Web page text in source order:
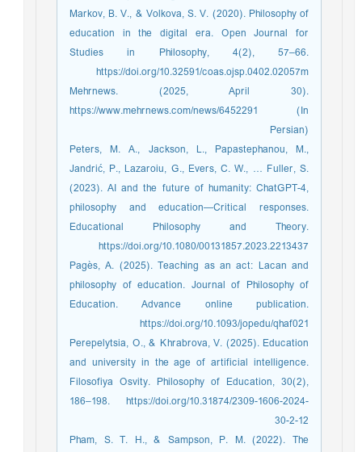
Markov, B. V., & Volkova, S. V. (2020). Philosophy of
education in the digital era. Open Journal for
Studies in Philosophy, 4(2), 57–66.
https://doi.org/10.32591/coas.ojsp.0402.02057m
Mehrnews. (2025, April 30).
https://www.mehrnews.com/news/6452291 (In
Persian)
Peters, M. A., Jackson, L., Papastephanou, M.,
Jandrić, P., Lazaroiu, G., Evers, C. W., … Fuller, S.
(2023). AI and the future of humanity: ChatGPT-4,
philosophy and education—Critical responses.
Educational Philosophy and Theory.
https://doi.org/10.1080/00131857.2023.2213437
Pagès, A. (2025). Teaching as an act: Lacan and
philosophy of education. Journal of Philosophy of
Education. Advance online publication.
https://doi.org/10.1093/jopedu/qhaf021
Perepelytsia, O., & Khrabrova, V. (2025). Education
and university in the age of artificial intelligence.
Filosofiya Osvity. Philosophy of Education, 30(2),
186–198. https://doi.org/10.31874/2309-1606-2024-
30-2-12
Pham, S. T. H., & Sampson, P. M. (2022). The